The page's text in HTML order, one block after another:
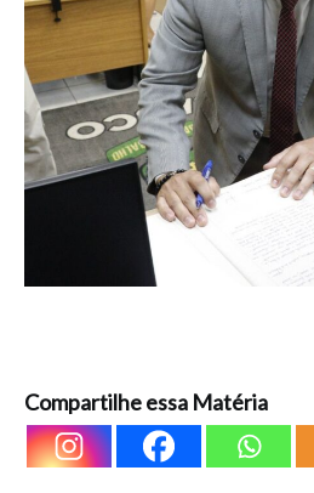
Compartilhe essa Matéria